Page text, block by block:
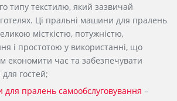
типу текстилю, який зазвичай
готелях. Ці пральні машини для пралень
місткістю, потужністю,
і простотою у використанні, що
економити час та забезпечувати
гостей;
пралень самообслуговування –